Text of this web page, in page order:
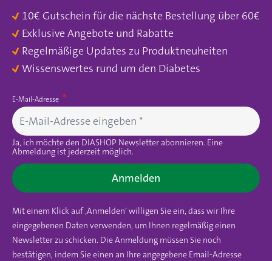
10€ Gutschein für die nächste Bestellung über 60€
Exklusive Angebote und Rabatte
Regelmäßige Updates zu Produktneuheiten
Wissenswertes rund um den Diabetes
E-Mail-Adresse
Ja, ich möchte den DIASHOP Newsletter abonnieren. Eine
Abmeldung ist jederzeit möglich.
Anmelden
Mit einem Klick auf ‚Anmelden‘ willigen Sie ein, dass wir Ihre
eingegebenen Daten verwenden, um Ihnen regelmäßig einen
Newsletter zu schicken. Die Anmeldung müssen Sie noch
bestätigen, indem Sie einen an Ihre angegebene Email-Adresse